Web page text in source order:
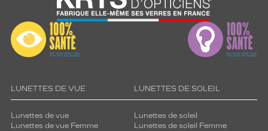
LUNETTES DE VUE
Lunettes de vue
Lunettes de vue Femme
LUNETTES DE SOLEIL
Lunettes de soleil
Lunettes de soleil Femme